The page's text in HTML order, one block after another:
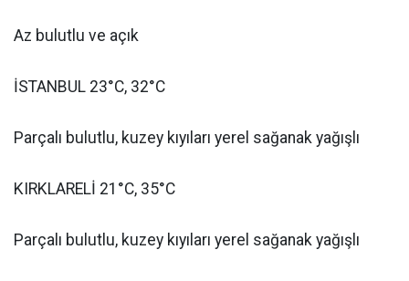
Az bulutlu ve açık
İSTANBUL 23°C, 32°C
Parçalı bulutlu, kuzey kıyıları yerel sağanak yağışlı
KIRKLARELİ 21°C, 35°C
Parçalı bulutlu, kuzey kıyıları yerel sağanak yağışlı